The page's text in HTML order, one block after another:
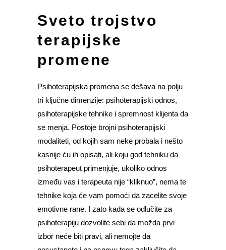
Sveto trojstvo
terapijske
promene
Psihoterapijska promena se dešava na polju
tri ključne dimenzije: psihoterapijski odnos,
psihoterapijske tehnike i spremnost klijenta da
se menja. Postoje brojni psihoterapijski
modaliteti, od kojih sam neke probala i nešto
kasnije ću ih opisati, ali koju god tehniku da
psihoterapeut primenjuje, ukoliko odnos
između vas i terapeuta nije “kliknuo”, nema te
tehnike koja će vam pomoći da zacelite svoje
emotivne rane. I zato kada se odlučite za
psihoterapiju dozvolite sebi da možda prvi
izbor neće biti pravi, ali nemojte da